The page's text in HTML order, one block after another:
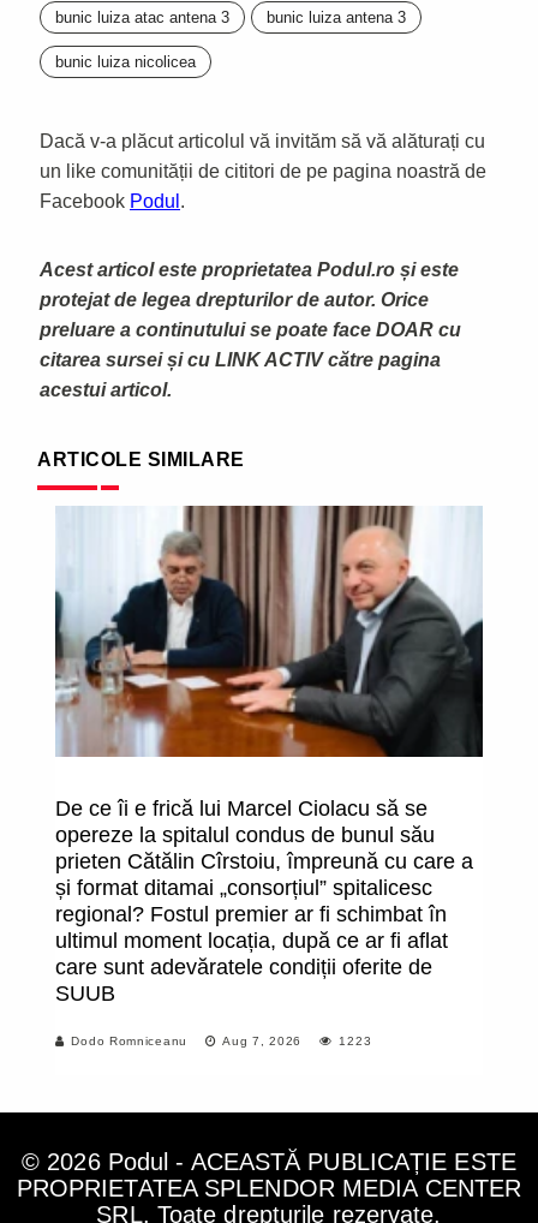
bunic luiza atac antena 3 bunic luiza antena 3
bunic luiza nicolicea
Dacă v-a plăcut articolul vă invităm să vă alăturați cu
un like comunității de cititori de pe pagina noastră de
Facebook Podul .
Acest articol este proprietatea Podul.ro și este
protejat de legea drepturilor de autor. Orice
preluare a continutului se poate face DOAR cu
citarea sursei și cu LINK ACTIV către pagina
acestui articol.
ARTICOLE SIMILARE
De ce îi e frică lui Marcel Ciolacu să se
opereze la spitalul condus de bunul său
prieten Cătălin Cîrstoiu, împreună cu care a
și format ditamai „consorțiul” spitalicesc
regional? Fostul premier ar fi schimbat în
ultimul moment locația, după ce ar fi aflat
care sunt adevăratele condiții oferite de
SUUB
Dodo Romniceanu Aug 7, 2026 1223
© 2026 Podul - ACEASTĂ PUBLICAȚIE ESTE
PROPRIETATEA SPLENDOR MEDIA CENTER
SRL. Toate drepturile rezervate.